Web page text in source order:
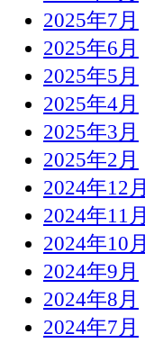
2025年7月
2025年6月
2025年5月
2025年4月
2025年3月
2025年2月
2024年12月
2024年11月
2024年10月
2024年9月
2024年8月
2024年7月